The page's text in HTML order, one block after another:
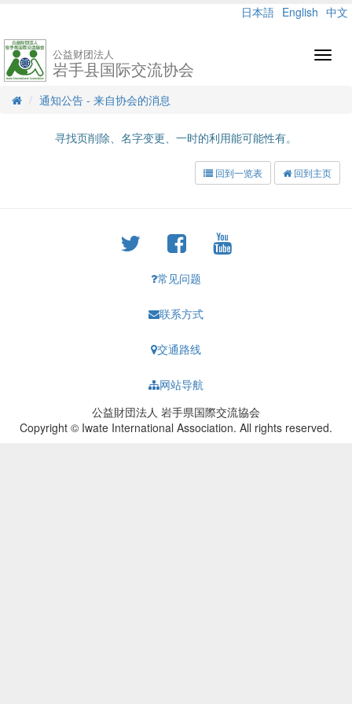
日本語 English 中文
公益财团法人
岩手县国际交流协会
通知公告 - 来自协会的消息
寻找页削除、名字变更、一时的利用能可能性有。
回到一览表 回到主页
常见问题
联系方式
交通路线
网站导航
公益財団法人 岩手県国際交流協会
Copyright © Iwate International Association. All rights reserved.